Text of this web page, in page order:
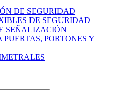
DE SEGURIDAD
DE SEGURIDAD
SEÑALIZACIÓN
PUERTAS, PORTONES Y